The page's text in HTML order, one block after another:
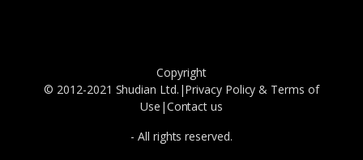
Copyright
© 2012-2021 Shudian Ltd.|Privacy Policy & Terms of
Use |Contact us
- All rights reserved.